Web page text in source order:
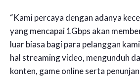
“Kami percaya dengan adanya
yang mencapai 1Gbps akan
luar biasa bagi para pelanggan
hal streaming video, mengunduh
konten, game online serta